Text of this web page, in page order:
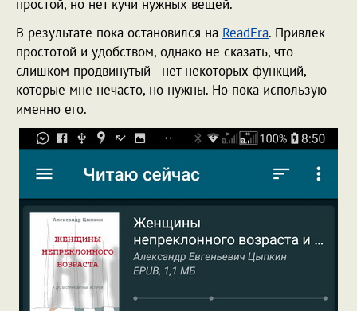
простой, но нет кучи нужных вещей.
В результате пока остановился на ReadEra. Привлек
простотой и удобством, однако не сказать, что
слишком продвинутый - нет некоторых функций,
которые мне нечасто, но нужны. Но пока использую
именно его.